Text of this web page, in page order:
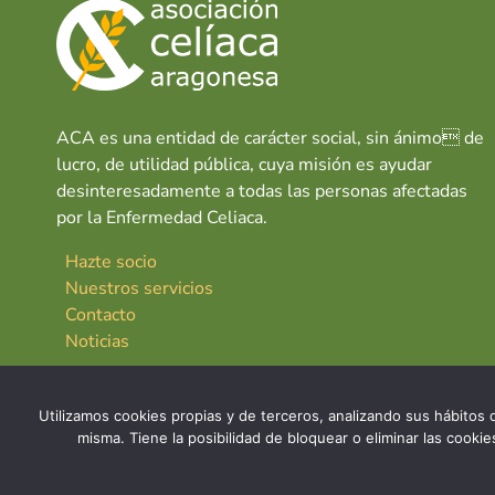
ACA es una entidad de carácter social, sin ánimo de
lucro, de utilidad pública, cuya misión es ayudar
desinteresadamente a todas las personas afectadas
por la Enfermedad Celiaca.
Hazte socio
Nuestros servicios
Contacto
Noticias
Utilizamos cookies propias y de terceros, analizando sus
misma. Tiene la posibilidad de bloquear o eliminar las